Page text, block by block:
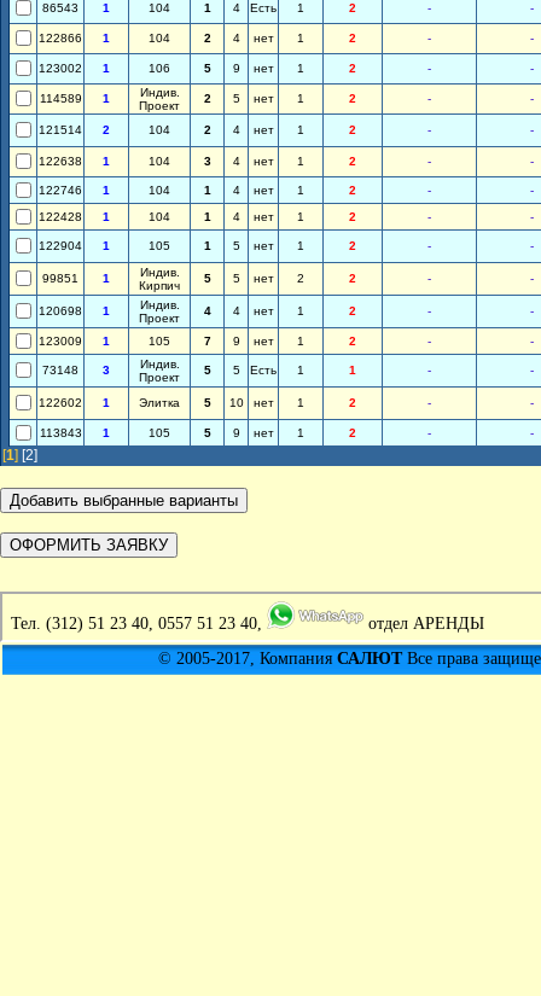
86543 1 104 1 4 Есть 1 2 - -
122866 1 104 2 4 нет 1 2 - -
123002 1 106 5 9 нет 1 2 - -
114589 1
Индив.
Проект
2 5 нет 1 2 - -
121514 2 104 2 4 нет 1 2 - -
122638 1 104 3 4 нет 1 2 - -
122746 1 104 1 4 нет 1 2 -
-
122428
1 104 1 4 нет 1 2 - -
122904 1 105 1 5 нет 1 2 - -
99851 1
Индив.
Кирпич
5 5 нет 2 2 - -
120698 1
Индив.
Проект
4 4 нет 1 2 - -
123009 1 105 7 9 нет 1 2 - -
73148 3
Индив.
Проект
5 5 Есть 1 1 - -
122602 1 Элитка 5 10 нет 1 2 - -
113843 1 105 5 9 нет 1 2 - -
[1] [2]
Тел. (312) 51 23 40, 0557 51 23 40,
отдел АРЕНДЫ
© 2005-2017, Компания САЛЮТВсе права